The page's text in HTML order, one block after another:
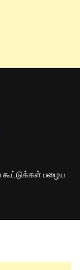
கூட்டுக்கள் பழைய